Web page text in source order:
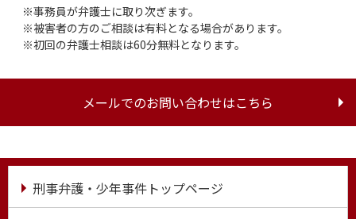
事務員が弁護士に取り次ぎます。
被害者の方のご相談は有料となる場合があります。
初回の弁護士相談は60分無料となります。
メールでのお問い合わせはこちら
刑事弁護・少年事件トップページ